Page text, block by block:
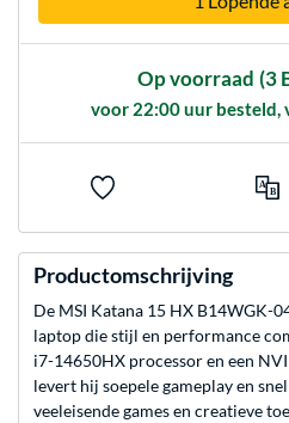
Op voorraad (3
voor 22:00 uur besteld,
Productomschrijving
De MSI Katana 15 HX B14WGK-
laptop die stijl en performance
i7-14650HX processor en een
levert hij soepele gameplay en
veeleisende games en creatieve